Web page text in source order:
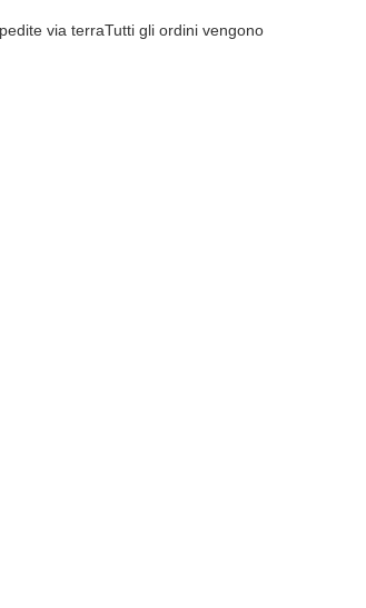
via terraTutti gli ordini vengono